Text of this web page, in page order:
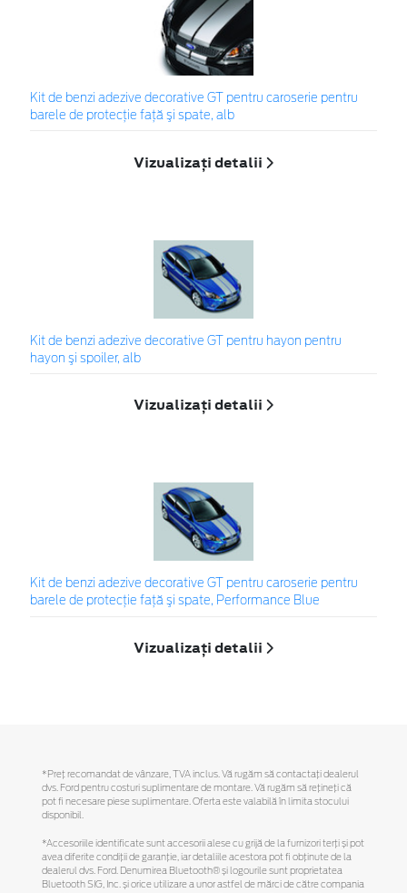
Kit de benzi adezive decorative GT pentru caroserie pentru
barele de protecţie faţă şi spate, alb
Vizualizați detalii
Kit de benzi adezive decorative GT pentru hayon pentru
hayon şi spoiler, alb
Vizualizați detalii
Kit de benzi adezive decorative GT pentru caroserie pentru
barele de protecţie faţă şi spate, Performance Blue
Vizualizați detalii
*Preţ recomandat de vânzare, TVA inclus. Vă rugăm să contactaţi dealerul
dvs. Ford pentru costuri suplimentare de montare. Vă rugăm să reţineţi că
pot fi necesare piese suplimentare. Oferta este valabilă în limita stocului
disponibil.
*Accesoriile identificate sunt accesorii alese cu grijă de la furnizori terți și pot
avea diferite condiții de garanție, iar detaliile acestora pot fi obținute de la
dealerul dvs. Ford. Denumirea Bluetooth® și logourile sunt proprietatea
Bluetooth SIG, Inc. și orice utilizare a unor astfel de mărci de către compania